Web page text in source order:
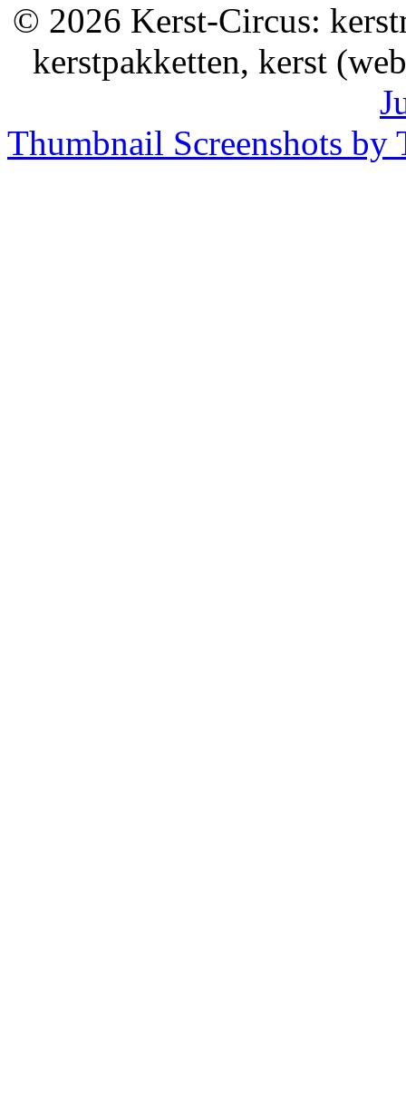
© 2026 Kerst-Circus:
kerstpakketten, kerst
Thumbnail Screenshots by